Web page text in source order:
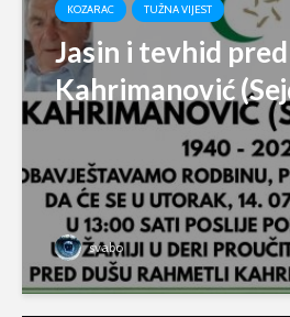
KOZARAC TUŽNA VIJEST
Jasin i tevhid
Kahrimanović
svabo